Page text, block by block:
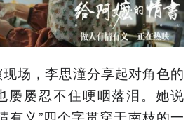
场，李思潼分享起对角色的
屡屡忍不住哽咽落泪。她说
有义”四个字贯穿于南枝的一